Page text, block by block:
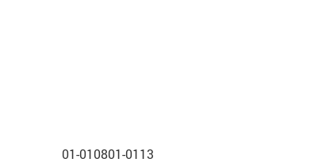
01-010801-0113